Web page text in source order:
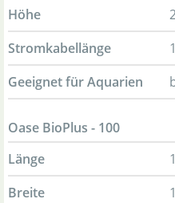
Höhe
Stromkabellänge
Geeignet für Aquarien
Oase BioPlus - 100
Länge
Breite